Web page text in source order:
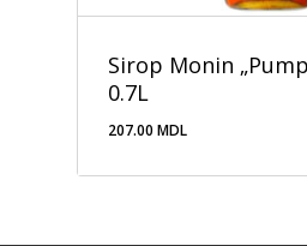
Sirop Monin
0.7L
207.00 MDL